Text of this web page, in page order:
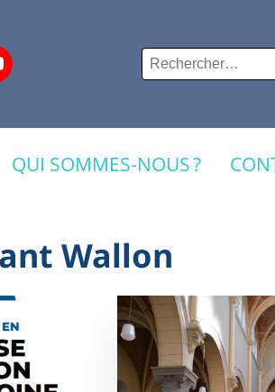
Rechercher :
QUI SOMMES-NOUS ?
Wallon